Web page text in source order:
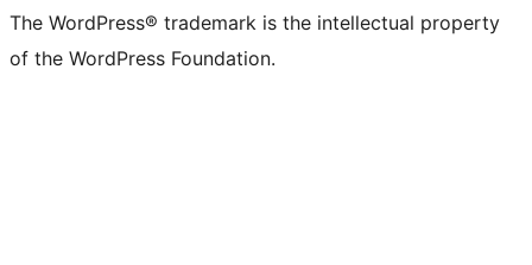
The WordPress® trademark is the intellectual property
of the WordPress Foundation.